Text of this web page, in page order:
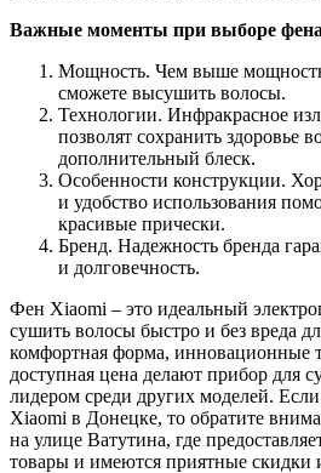
Важные моменты при выборе фена
Мощность. Чем выше
сможете высушить волосы.
Технологии. Инфракрасное
позволят сохранить здоровье
дополнительный блеск.
Особенности конструкции.
и удобство использования
красивые прически.
Бренд. Надежность бренда
и долговечность.
Фен Хiaomi – это идеальный
сушить волосы быстро и без вреда
комфортная форма, инновационные
доступная цена делают прибор для
лидером среди других моделей.
Xiaomi в Донецке, то обратите
на улице Ватутина, где
товары и имеются приятные скидки